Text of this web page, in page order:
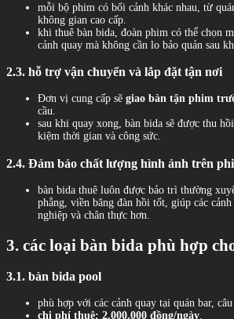
mỗi bộ phim có bối cảnh khác nhau, từ
không gian cao cấp.
khi thuê bàn bida, đoàn phim có thể chọn
cảnh quay mà không cần lo bảo quản sau
2.3. hỗ trợ vận chuyển và lắp đặt tận nơi
Đơn vị cung cấp sẽ giao bàn tận phim
cầu.
sau khi quay xong, bàn bida sẽ được thu
kiệm thời gian và công sức.
2.4. Đảm bảo chất lượng hình ảnh trên
bàn bida thuê luôn được bảo trì thường
phẳng, viền băng đàn hồi tốt, giúp các
nghiệp và chân thực hơn.
3. các loại bàn bida phù hợp
3.1. bàn bida pool
phù hợp với các cảnh quay tại quán bar,
chi phí thuê: 2.000.000 đồng/ngày.